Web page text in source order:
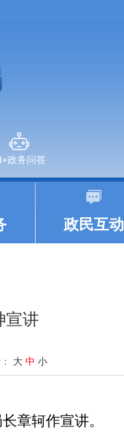
政务问答
政民互动
宣讲
大 中 小
章轲作宣讲。